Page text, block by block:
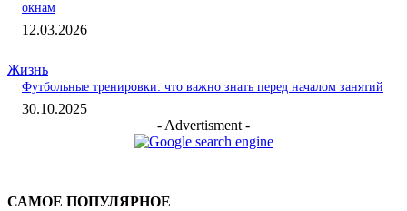
окнам
12.03.2026
Жизнь
Футбольные тренировки: что важно знать перед началом занятий
30.10.2025
- Advertisment -
САМОЕ ПОПУЛЯРНОЕ